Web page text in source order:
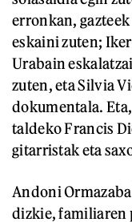
erronkan,
eskaini zuten;
Urabain
zuten, eta Silvia
dokumentala.
taldeko Francis
gitarristak eta
Andoni
dizkie, familiaren